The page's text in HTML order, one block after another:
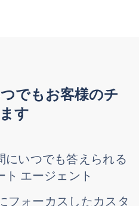
でもお客様のチ
す
にいつでも答えられる
エージェント
フォーカスしたカスタ